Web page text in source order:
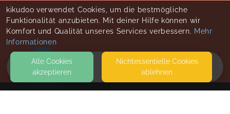
HOME
kikudoo verwendet Cookies, um die bestmögliche
Funktionalität anzubieten. Mit deiner Hilfe können wir
Komfort und Qualität unseres Services verbessern. Mehr
Informationen
Alle Cookies
akzeptieren
Nicht­essentielle Cookies
ablehnen